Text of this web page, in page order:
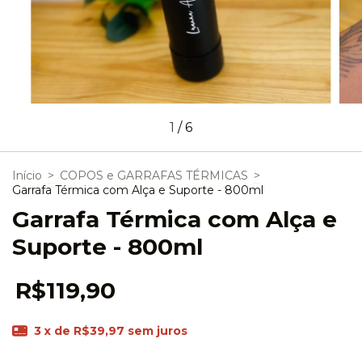
1 /6
Início > COPOS e GARRAFAS TÉRMICAS >
Garrafa Térmica com Alça e Suporte - 800ml
Garrafa Térmica com Alça e
Suporte - 800ml
R$119,90
3 x de R$39,97 sem juros